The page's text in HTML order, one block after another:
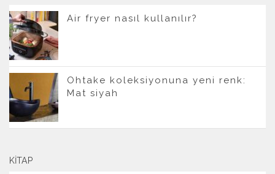
Air fryer nasıl kullanılır?
Ohtake koleksiyonuna yeni renk:
Mat siyah
KITAP